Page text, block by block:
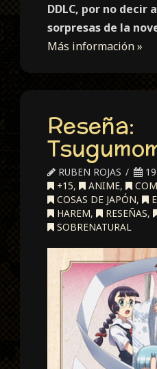
DDLC, por no decir
sorpresas de la
Más información »
Reseña:
RUBEN ROJAS
+15, ANIME,
COSAS DE JAPÓN,
HAREM, RESEÑAS,
SOBRENATURAL